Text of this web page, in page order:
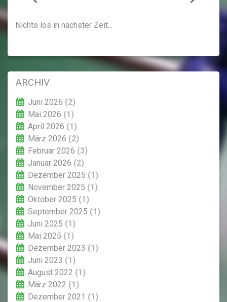
Nichts los in nächster Zeit...
ARCHIV
Juni 2026 (2)
Mai 2026 (1)
April 2026 (1)
März 2026 (2)
Februar 2026 (3)
Januar 2026 (2)
Dezember 2025 (1)
November 2025 (1)
Oktober 2025 (1)
September 2025 (1)
Juni 2025 (1)
Mai 2025 (1)
Dezember 2023 (1)
Juni 2023 (1)
August 2022 (1)
März 2022 (1)
Dezember 2021 (1)